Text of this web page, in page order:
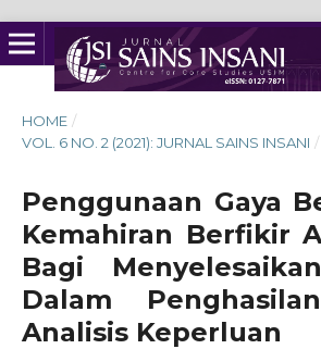
HOME /
VOL. 6 NO. 2 (2021): JURNAL SAINS INSANI /
Penggunaan Gaya
Kemahiran Berfikir
Bagi
Dalam
Analisis Keperluan